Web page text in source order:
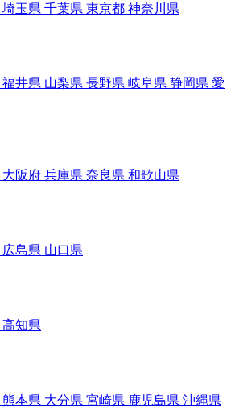
埼玉県 千葉県 東京都 神奈川県
福井県 山梨県 長野県 岐阜県 静岡県 愛
大阪府 兵庫県 奈良県 和歌山県
広島県 山口県
高知県
熊本県 大分県 宮崎県 鹿児島県 沖縄県